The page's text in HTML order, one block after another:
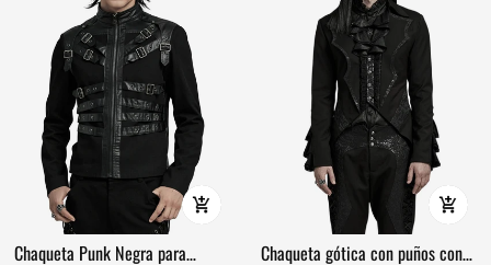
Chaqueta Punk Negra para
Chaqueta gótica con puños con